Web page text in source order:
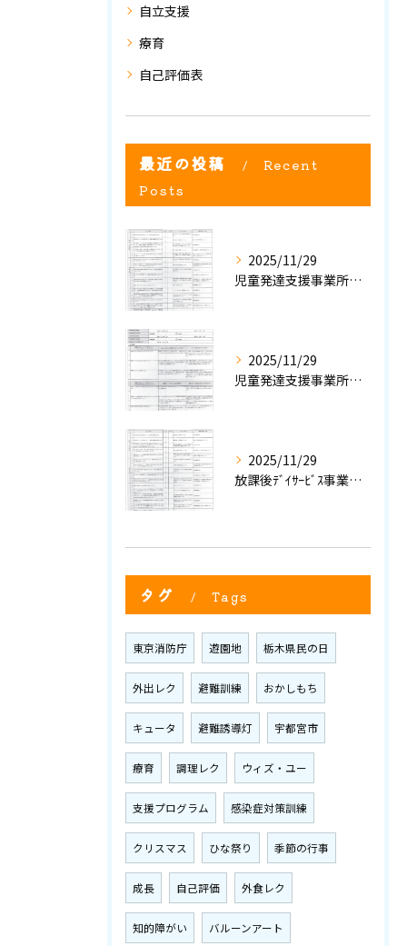
自立支援
療育
自己評価表
最近の投稿
Recent
Posts
2025/11/29
児童発達支援事業所における自己評価結果②
2025/11/29
児童発達支援事業所における自己評価結果①
2025/11/29
放課後ﾃﾞｲｻｰﾋﾞｽ事業所評価における自己評価結果②
タグ Tags
東京消防庁 遊園地 栃木県民の日
外出レク 避難訓練 おかしもち
キュータ 避難誘導灯 宇都宮市
療育 調理レク ウィズ・ユー
支援プログラム 感染症対策訓練
クリスマス ひな祭り 季節の行事
成長 自己評価 外食レク
知的障がい バルーンアート